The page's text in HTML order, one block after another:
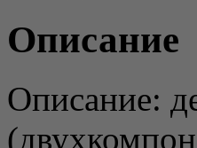
Описание
Описание: